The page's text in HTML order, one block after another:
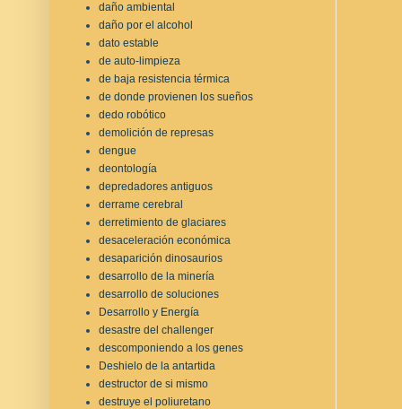
daño ambiental
daño por el alcohol
dato estable
de auto-limpieza
de baja resistencia térmica
de donde provienen los sueños
dedo robótico
demolición de represas
dengue
deontología
depredadores antiguos
derrame cerebral
derretimiento de glaciares
desaceleración económica
desaparición dinosaurios
desarrollo de la minería
desarrollo de soluciones
Desarrollo y Energía
desastre del challenger
descomponiendo a los genes
Deshielo de la antartida
destructor de si mismo
destruye el poliuretano